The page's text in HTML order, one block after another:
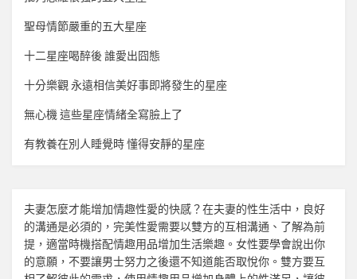
聖母情節嚴重的五大星座
十二星座喝醉後 誰愛出囧態
十分樂觀 永遠相信美好事即將發生的星座
無心機 這些星座情緒全寫臉上了
有教養在別人睡覺時 懂得安靜的星座
夫妻怎麼才能增加情趣性愛的快感？在夫妻的性生活中，良好
的溝通是必須的，完美性愛需要以雙方的互相溝通、了解為前
提，適當時機搭配情趣用品增加生活樂趣。女性要學會說出你
的意願，不要讓男士努力之後還不知道能否取悅你。雙方要互